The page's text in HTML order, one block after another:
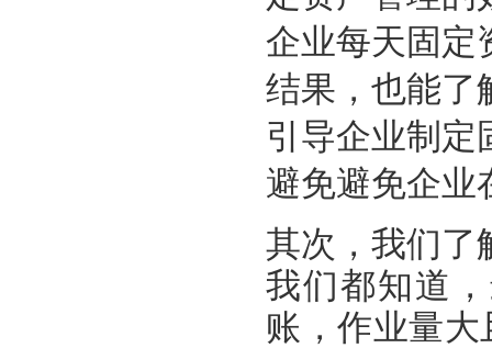
企业每天 固定
结果，也能了
引导企业制定
避免避免企业
其次，我们了
我们都知道，
账，作业量大